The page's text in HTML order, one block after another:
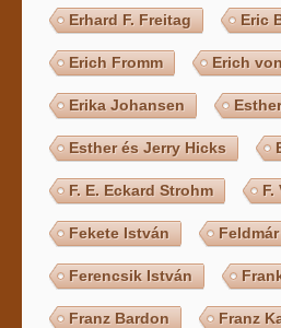
Erhard F. Freitag Eric
Erich Fromm Erich
Erika Johansen
Esther és Jerry Hicks
F. E. Eckard Strohm F.
Fekete István
Ferencsik István
Franz Bardon Franz